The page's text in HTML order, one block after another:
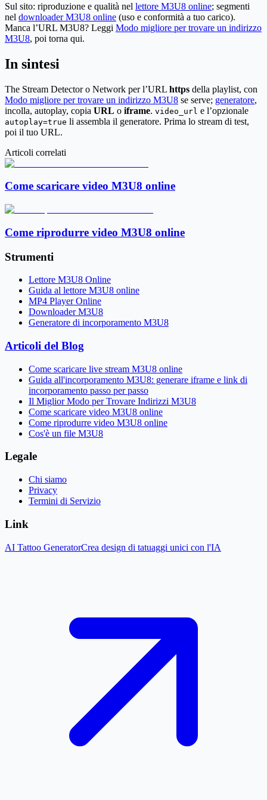
Sul sito: riproduzione e qualità nel lettore M3U8 online; segmenti
nel downloader M3U8 online (uso e conformità a tuo carico).
Manca l’URL M3U8? Leggi Modo migliore per trovare un indirizzo
M3U8, poi torna qui.
In sintesi
The Stream Detector o Network per l’URL https della playlist, con
Modo migliore per trovare un indirizzo M3U8 se serve; generatore,
incolla, autoplay, copia URL o iframe. video_url e l’opzionale
autoplay=true li assembla il generatore. Prima lo stream di test,
poi il tuo URL.
Articoli correlati
Come scaricare video M3U8 online
Come riprodurre video M3U8 online
Strumenti
Lettore M3U8 Online
Guida al lettore M3U8 online
MP4 Player Online
Downloader M3U8
Generatore di incorporamento M3U8
Articoli del Blog
Come scaricare live stream M3U8 online
Guida all'incorporamento M3U8: generare iframe e link di
incorporamento passo per passo
Il Miglior Modo per Trovare Indirizzi M3U8
Come scaricare video M3U8 online
Come riprodurre video M3U8 online
Cos'è un file M3U8
Legale
Chi siamo
Privacy
Termini di Servizio
Link
AI Tattoo GeneratorCrea design di tatuaggi unici con l'IA